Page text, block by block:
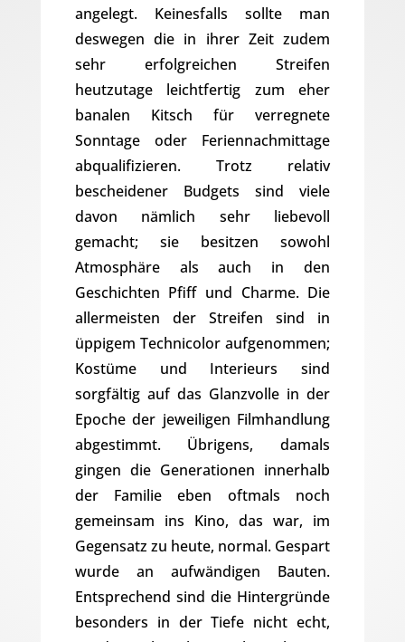
angelegt. Keinesfalls sollte man
deswegen die in ihrer Zeit zudem
sehr erfolgreichen Streifen
heutzutage leichtfertig zum eher
banalen Kitsch für verregnete
Sonntage oder Feriennachmittage
abqualifizieren. Trotz relativ
bescheidener Budgets sind viele
davon nämlich sehr liebevoll
gemacht; sie besitzen sowohl
Atmosphäre als auch in den
Geschichten Pfiff und Charme. Die
allermeisten der Streifen sind in
üppigem Technicolor aufgenommen;
Kostüme und Interieurs sind
sorgfältig auf das Glanzvolle in der
Epoche der jeweiligen Filmhandlung
abgestimmt. Übrigens, damals
gingen die Generationen innerhalb
der Familie eben oftmals noch
gemeinsam ins Kino, das war, im
Gegensatz zu heute, normal. Gespart
wurde an aufwändigen Bauten.
Entsprechend sind die Hintergründe
besonders in der Tiefe nicht echt,